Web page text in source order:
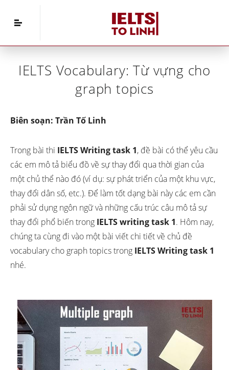
IELTS Vocabulary»IELTS Vocabulary: Từ
vựng cho graph topics
IELTS Vocabulary: Từ vựng cho
graph topics
Biên soạn: Trần Tố Linh
Trong bài thi IELTS Writing task 1, đề bài có thể yêu cầu
các em mô tả biểu đồ về sự thay đổi qua thời gian của
một chủ thể nào đó (ví dụ: sự phát triển của một khu vực,
thay đổi dân số, etc.). Để làm tốt dạng bài này các em cần
phải sử dụng ngôn ngữvà những cấu trúc câu mô tả sự
thay đổi phổ biến trong IELTS writing task 1. Hôm nay,
chúng ta cùng đi vào một bài viết chi tiết về chủ đề
vocabulary cho graph topics trong IELTS Writing task 1
nhé.